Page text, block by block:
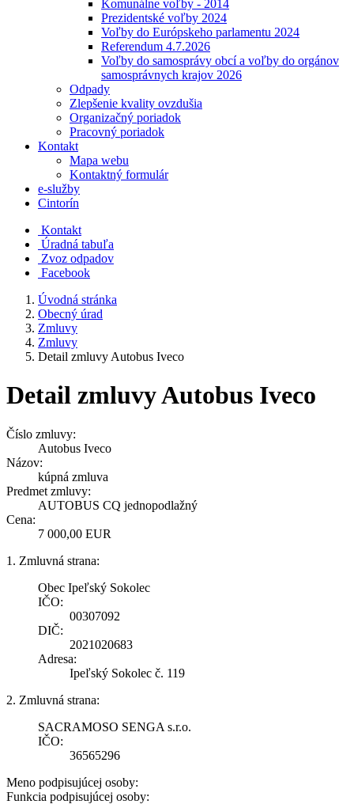
Komunálne voľby - 2014
Prezidentské voľby 2024
Voľby do Európskeho parlamentu 2024
Referendum 4.7.2026
Voľby do samosprávy obcí a voľby do orgánov
samosprávnych krajov 2026
Odpady
Zlepšenie kvality ovzdušia
Organizačný poriadok
Pracovný poriadok
Kontakt
Mapa webu
Kontaktný formulár
e-služby
Cintorín
Kontakt
Úradná tabuľa
Zvoz odpadov
Facebook
Úvodná stránka
Obecný úrad
Zmluvy
Zmluvy
Detail zmluvy Autobus Iveco
Detail zmluvy Autobus Iveco
Číslo zmluvy:
Autobus Iveco
Názov:
kúpná zmluva
Predmet zmluvy:
AUTOBUS CQ jednopodlažný
Cena:
7 000,00 EUR
1. Zmluvná strana:
Obec Ipeľský Sokolec
IČO:
00307092
DIČ:
2021020683
Adresa:
Ipeľský Sokolec č. 119
2. Zmluvná strana:
SACRAMOSO SENGA s.r.o.
IČO:
36565296
Meno podpisujúcej osoby:
Funkcia podpisujúcej osoby: